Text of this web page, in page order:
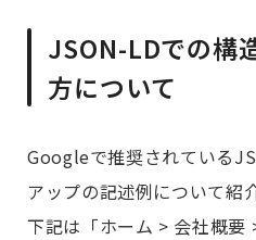
JSON-LDでの構
方について
Googleで推奨されている
アップの記述例について紹
下記は「ホーム > 会社概要